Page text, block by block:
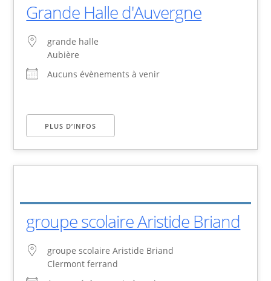
Grande Halle d'Auvergne
grande halle
Aubière
Aucuns évènements à venir
PLUS D’INFOS
groupe scolaire Aristide Briand
groupe scolaire Aristide Briand
Clermont ferrand